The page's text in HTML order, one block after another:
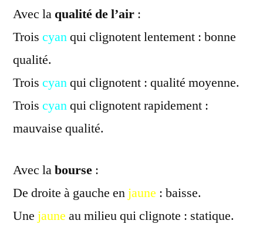
Avec la qualité de l’air :
Trois cyanqui clignotent lentement : bonne
qualité.
Trois cyanqui clignotent : qualité moyenne.
Trois cyanqui clignotent rapidement :
mauvaise qualité.
Avec labourse :
De droite à gauche enjaune : baisse.
Une jaune au milieu qui clignote : statique.